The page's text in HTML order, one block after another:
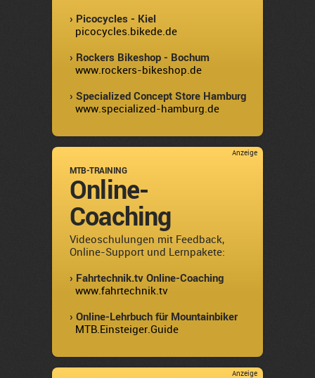
› Picocycles - Kiel
picocycles.bikede.de
› Rockers Bikeshop - Bochum
www.rockers-bikeshop.de
› Specialized Concept Store Hamburg
www.specialized-hamburg.de
Anzeige
MTB-TRAINING
Online-
Coaching
Videoschulungen mit Feedback,
Online-Support und Lernpakete:
› Fahrtechnik.tv Online-Coaching
www.fahrtechnik.tv
› Online-Lehrbuch für Mountainbiker
MTB.Einsteiger.Guide
Anzeige